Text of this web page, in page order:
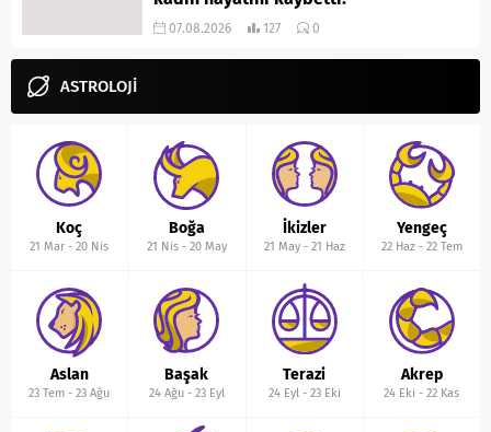
07.08.2026 127 0
ASTROLOJİ
Koç
21 Mar -20 Nis
Boğa
21 Nis- 20 May
İkizler
21 May- 21 Haz
Yengeç
22 Haz- 22 Tem
Aslan
23 Tem -23 Ağu
Başak
24 Ağu- 23 Eyl
Terazi
24 Eyl- 23 Eki
Akrep
24 Eki -22 Kas